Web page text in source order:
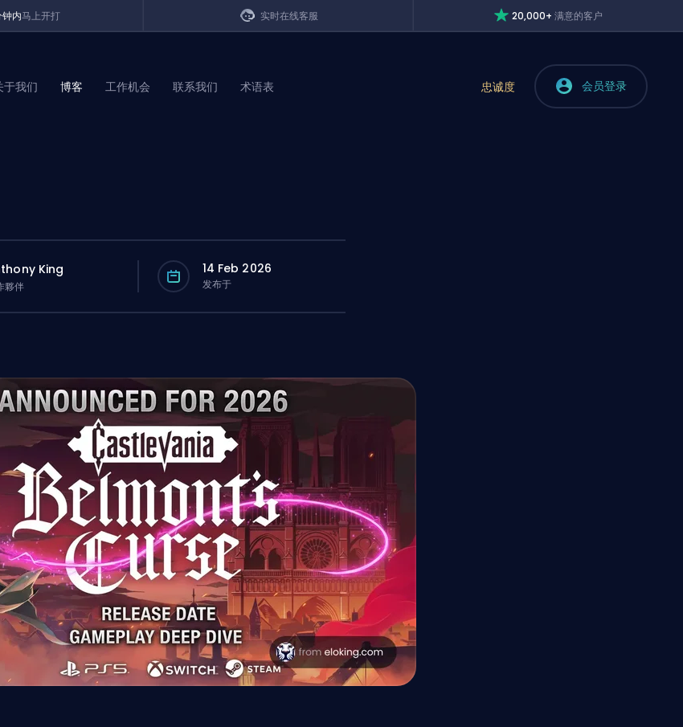
内马上开打 实时在线客服 20,000+满意的客户
于我们 博客 工作机会 联系我们 术语表 忠诚度 会员登录
King
夥伴
14 Feb 2026
发布于